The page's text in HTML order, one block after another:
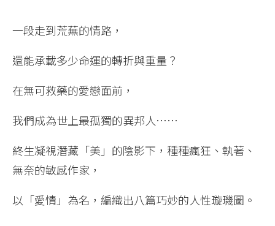
一段走到荒蕪的情路，
還能承載多少命運的轉折與重量？
在無可救藥的愛戀面前，
我們成為世上最孤獨的異邦人……
終生凝視潛藏「美」的陰影下，種種瘋狂、執著、
無奈的敏感作家，
以「愛情」為名，編織出八篇巧妙的人性璇璣圖。